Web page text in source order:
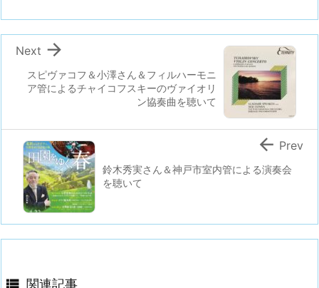
スピヴァコフ＆小澤さん＆フィルハーモニ
ア管によるチャイコフスキーのヴァイオリ
ン協奏曲を聴いて

Next
鈴木秀実さん＆神戸市室内管による演奏会
を聴いて
 Prev
 関連記事